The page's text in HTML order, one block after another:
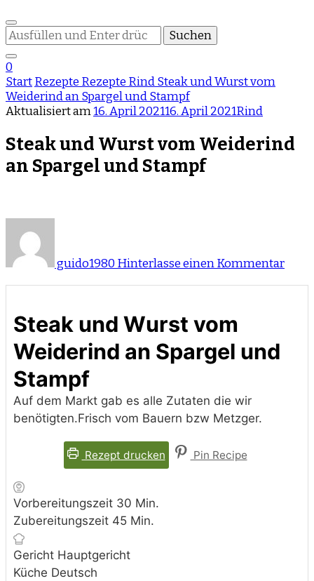
Suchst
du
nach
etwas?
0
StartRezepte Rezepte RindSteak und Wurst vom
Weiderind an Spargel und Stampf
Aktualisiert am16. April 202116. April 2021Rind
Steak und Wurst vom Weiderind
an Spargel und Stampf
guido1980 Hinterlasse einen Kommentar
vom
Steak und Wurst vom
Weiderind an Spargel und
Stampf
Auf dem Markt gab es alle Zutaten die wir
benötigten.Frisch vom Bauern bzw Metzger.
Rezept drucken Pin Recipe
Vorbereitungszeit 30 Minuten
Min.
Zubereitungszeit 45Minuten
Min.
Gericht Hauptgericht
Küche Deutsch